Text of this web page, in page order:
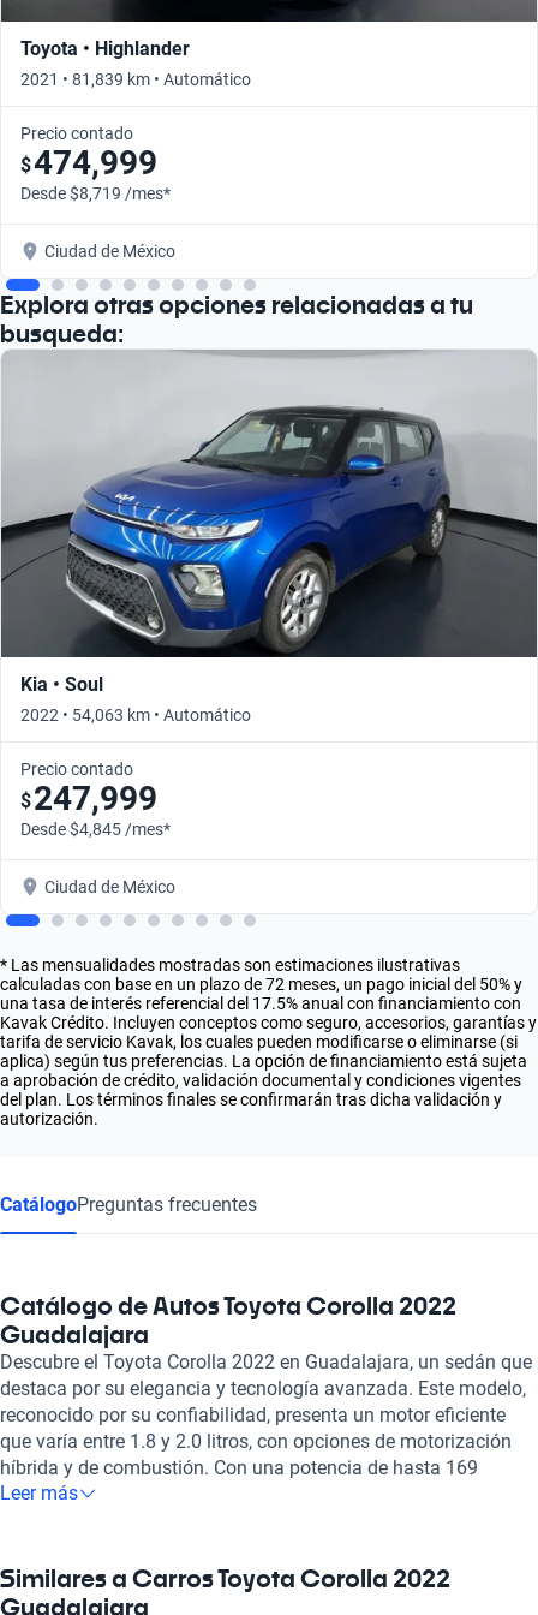
Toyota • Highlander
2021 • 81,839 km • Automático
Precio contado
$474,999
Desde $8,719 /mes*
Ciudad de México
Explora otras opciones relacionadas a tu
busqueda:
Kia • Soul
2022 • 54,063 km • Automático
Precio contado
$247,999
Desde $4,845 /mes*
Ciudad de México
* Las mensualidades mostradas son estimaciones ilustrativas
calculadas con base en un plazo de 72 meses, un pago inicial del 50% y
una tasa de interés referencial del 17.5% anual con financiamiento con
Kavak Crédito. Incluyen conceptos como seguro, accesorios, garantías y
tarifa de servicio Kavak, los cuales pueden modificarse o eliminarse (si
aplica) según tus preferencias. La opción de financiamiento está sujeta
a aprobación de crédito, validación documental y condiciones vigentes
del plan. Los términos finales se confirmarán tras dicha validación y
autorización.
CatálogoPreguntas frecuentes
Catálogo de Autos Toyota Corolla 2022
Guadalajara
Descubre el Toyota Corolla 2022 en Guadalajara, un sedán que
destaca por su elegancia y tecnología avanzada. Este modelo,
reconocido por su confiabilidad, presenta un motor eficiente
que varía entre 1.8 y 2.0 litros, con opciones de motorización
híbrida y de combustión. Con una potencia de hasta 169
caballos de fuerza, el Corolla combina un rendimiento
km. El diseño interior del Corolla 2022 sorprende con sus
acabados de alta calidad, disponibles en cuero y tela de lujo,
Leer más
Similares a Carros Toyota Corolla 2022
Guadalajara